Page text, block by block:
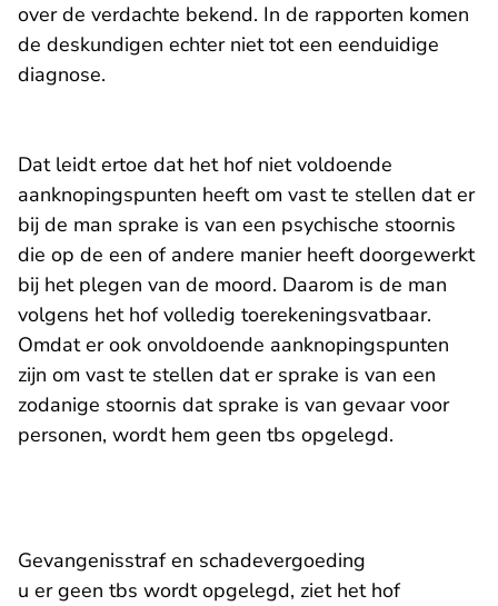
over de verdachte bekend. In de rapporten komen
de deskundigen echter niet tot een eenduidige
diagnose.
Dat leidt ertoe dat het hof niet voldoende
aanknopingspunten heeft om vast te stellen dat er
bij de man sprake is van een psychische stoornis
die op de een of andere manier heeft doorgewerkt
bij het plegen van de moord. Daarom is de man
volgens het hof volledig toerekeningsvatbaar.
Omdat er ook onvoldoende aanknopingspunten
zijn om vast te stellen dat er sprake is van een
zodanige stoornis dat sprake is van gevaar voor
personen, wordt hem geen tbs opgelegd.
Gevangenisstraf en schadevergoeding
u er geen tbs wordt opgelegd, ziet het hof